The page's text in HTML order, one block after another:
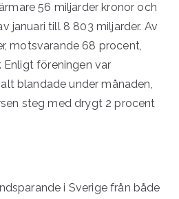
56 miljarder kronor och
januari till 8 803 miljarder. Av
motsvarande 68 procent,
Enligt föreningen var
blandade under månaden,
steg med drygt 2 procent
i Sverige från både